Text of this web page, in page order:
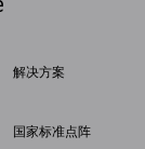
解决方案
国家标准点阵